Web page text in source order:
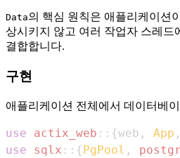
Data의 핵심 원칙은 애플리케이션
상시키지 않고 여러 작업자 스레드
결합합니다.
구현
애플리케이션 전체에서 데이터베
use actix_web :: {web , App ,
use
sqlx :: {PgPool ,